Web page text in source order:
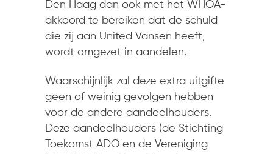
Den Haag dan ook met het WHOA-
akkoord te bereiken dat de schuld
die zij aan United Vansen heeft,
wordt omgezet in aandelen.
Waarschijnlijk zal deze extra uitgifte
geen of weinig gevolgen hebben
voor de andere aandeelhouders.
Deze aandeelhouders (de Stichting
Toekomst ADO en de Vereniging